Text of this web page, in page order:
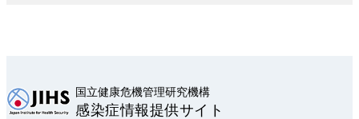
国立健康危機管理研究機構
感染症情報提供サイト